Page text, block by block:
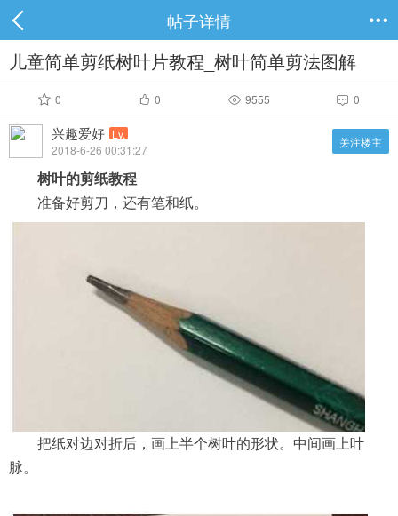
帖子详情 
儿童简单剪纸树叶片教程_树叶简单剪法图解
 0  0  9555  0
兴趣爱好 Lv.
2018-6-26 00:31:27
关注楼主
树叶的剪纸教程
准备好剪刀，还有笔和纸。
把纸对边对折后，画上半个树叶的形状。中间画上叶
脉。